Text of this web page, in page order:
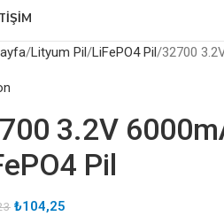
Lityum Pil LiFePO4 Pil 32700
3.2V
Pil
₺104,25